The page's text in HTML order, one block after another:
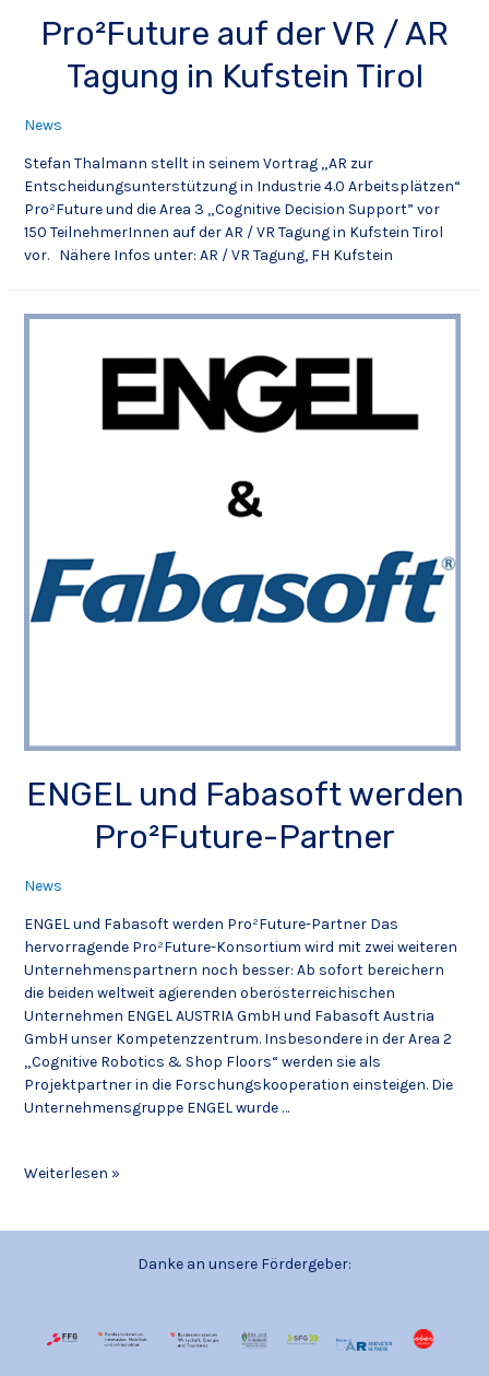
Pro²Future auf der VR / AR
Tagung in Kufstein Tirol
News
Stefan Thalmann stellt in seinem Vortrag „AR zur
Entscheidungsunterstützung in Industrie 4.0 Arbeitsplätzen“
Pro²Future und die Area 3 „Cognitive Decision Support” vor
150 TeilnehmerInnen auf der AR / VR Tagung in Kufstein Tirol
vor. Nähere Infos unter: AR / VR Tagung, FH Kufstein
ENGEL und Fabasoft werden
Pro²Future-Partner
News
ENGEL und Fabasoft werden Pro²Future-Partner Das
hervorragende Pro²Future-Konsortium wird mit zwei weiteren
Unternehmenspartnern noch besser: Ab sofort bereichern
die beiden weltweit agierenden oberösterreichischen
Unternehmen ENGEL AUSTRIA GmbH und Fabasoft Austria
GmbH unser Kompetenzzentrum. Insbesondere in der Area 2
„Cognitive Robotics & Shop Floors“ werden sie als
Projektpartner in die Forschungskooperation einsteigen. Die
Unternehmensgruppe ENGEL wurde …
Weiterlesen »
Danke an unsere Fördergeber: